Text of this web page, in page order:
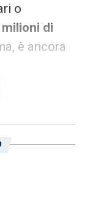
o
di
è ancora